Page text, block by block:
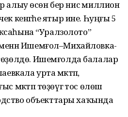
алыу өсөн бер нисә миллион
кенәгәһе ятыр ине. Һуңғы 5
“Уралзолото”
Ишемғол–Михайловка-
Ишемғолда балалар
урта мәктәп,
мәктәп төҙөүгә тос өлөш
объекттары хаҡында